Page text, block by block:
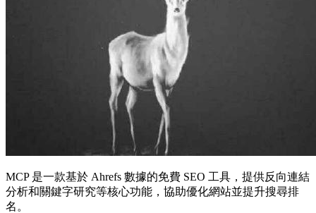
MCP 是一款基於 Ahrefs 數據的免費 SEO 工具，提供反向連結
分析和關鍵字研究等核心功能，協助優化網站並提升搜尋排
名。